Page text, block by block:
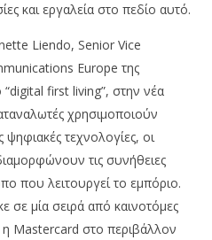
και εργαλεία στο πεδίο αυτό.
Liendo, Senior Vice
Europe της
first living”, στην νέα
χρησιμοποιούν
τεχνολογίες, οι
τις συνήθειες
που λειτουργεί το εμπόριο.
σε μία σειρά από καινοτόμες
Mastercard στο περιβάλλον